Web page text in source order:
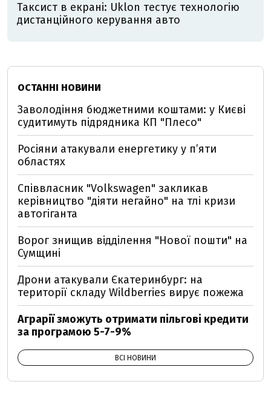
Таксист в екрані: Uklon тестує технологію
дистанційного керування авто
ОСТАННІ НОВИНИ
Заволодіння бюджетними коштами: у Києві
судитимуть підрядника КП "Плесо"
Росіяни атакували енергетику у пʼяти
областях
Співвласник "Volkswagen" закликав
керівництво "діяти негайно" на тлі кризи
автогіганта
Ворог знищив відділення "Нової пошти" на
Сумщині
Дрони атакували Єкатеринбург: на
території складу Wildberries вирує пожежа
Аграрії зможуть отримати пільгові кредити
за програмою 5-7-9%
ВСІ НОВИНИ